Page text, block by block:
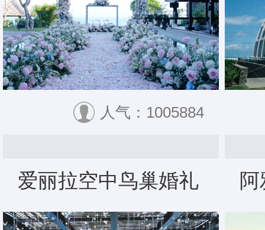
人气：1005884
爱丽拉空中鸟巢婚礼